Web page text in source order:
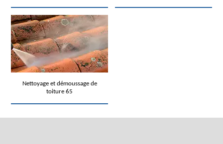
Nettoyage et démoussage de
toiture 65